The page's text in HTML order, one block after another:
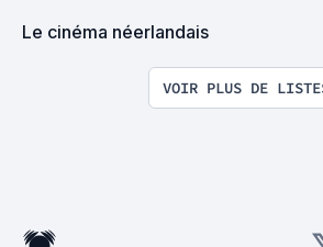
Le cinéma néerlandais
VOIR PLUS DE